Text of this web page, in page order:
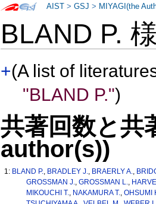
BLAND P.
+(A list of
"BLAND P.")
共著回数と
author(s))
1: BLAND P., BRADLEY J., BRAERLY A.,
GROSSMAN J., GROSSMAN L.,
MIKOUCHI T., NAKAMURA T., OHSUMI
AIST >GSJ > MIYAGI(the